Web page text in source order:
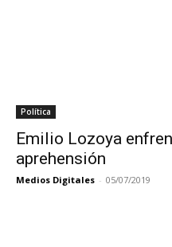
Política
Emilio Lozoya
aprehensión
Medios Digitales - 05/07/2019